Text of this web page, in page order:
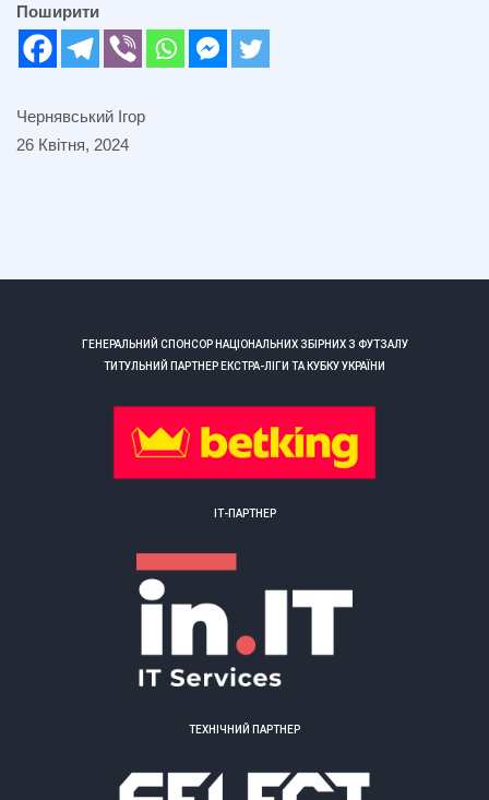
Поширити
Чернявський Ігор
26 Квітня, 2024
ГЕНЕРАЛЬНИЙ СПОНСОР НАЦІОНАЛЬНИХ ЗБІРНИХ З ФУТЗАЛУ
ТИТУЛЬНИЙ ПАРТНЕР ЕКСТРА-ЛІГИ ТА КУБКУ УКРАЇНИ
ІТ-ПАРТНЕР
ТЕХНІЧНИЙ ПАРТНЕР